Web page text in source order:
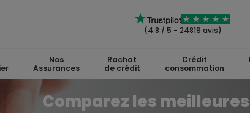
(4.8 / 5 - 24819 avis)
Nos
Assurances
Rachat
de crédit
Crédit
consommation
Comparez les